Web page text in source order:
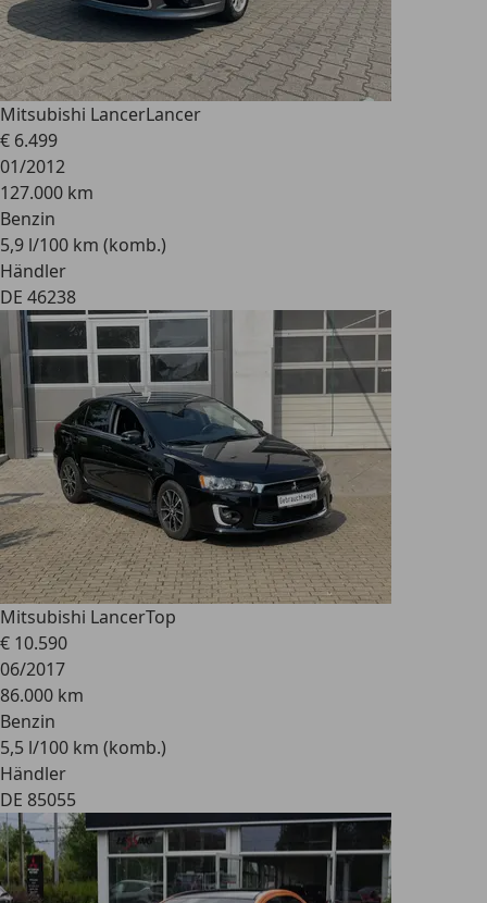
Mitsubishi LancerLancer
€ 6.499
01/2012
127.000 km
Benzin
5,9 l/100 km (komb.)
Händler
DE 46238
Mitsubishi LancerTop
€ 10.590
06/2017
86.000 km
Benzin
5,5 l/100 km (komb.)
Händler
DE 85055